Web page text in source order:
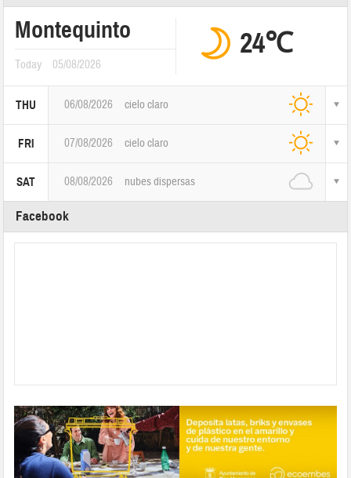
Montequinto
Today 05/08/2026
24℃
THU 06/08/2026 cielo claro
FRI 07/08/2026 cielo claro
SAT 08/08/2026 nubes dispersas
Facebook